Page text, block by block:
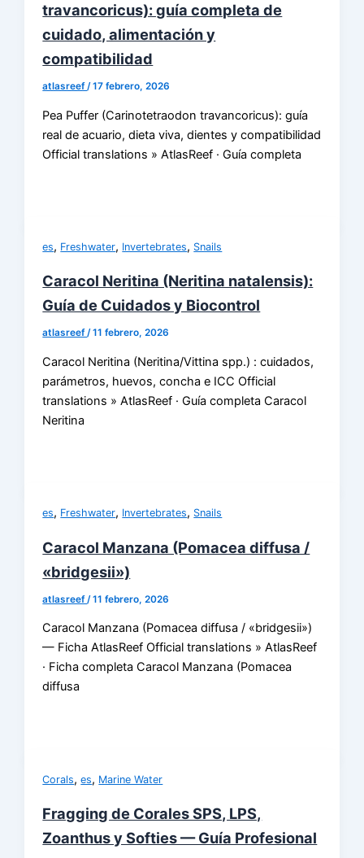
travancoricus): guía completa de
cuidado, alimentación y
compatibilidad
atlasreef/17 febrero, 2026
Pea Puffer (Carinotetraodon travancoricus): guía
real de acuario, dieta viva, dientes y compatibilidad
Official translations » AtlasReef · Guía completa
es, Freshwater, Invertebrates, Snails
Caracol Neritina (Neritina natalensis):
Guía de Cuidados y Biocontrol
atlasreef/11 febrero, 2026
Caracol Neritina (Neritina/Vittina spp.) : cuidados,
parámetros, huevos, concha e ICC Official
translations » AtlasReef · Guía completa Caracol
Neritina
es, Freshwater, Invertebrates, Snails
Caracol Manzana (Pomacea diffusa /
«bridgesii»)
atlasreef /11 febrero, 2026
Caracol Manzana (Pomacea diffusa / «bridgesii»)
— Ficha AtlasReef Official translations » AtlasReef
· Ficha completa Caracol Manzana (Pomacea
diffusa
Corals,es, Marine Water
Fragging de Corales SPS, LPS,
Zoanthus y Softies — Guía Profesional